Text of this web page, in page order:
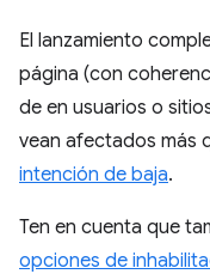
El lanzamiento
página (con
de en usuarios o
vean afectados más
intención de baja.
Ten en cuenta que
opciones de